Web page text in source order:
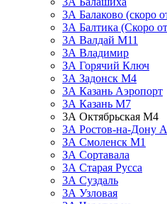
3А Балаково (скоро
3А Балтика (Скоро
3А Валдай М11
3А Владимир
ЗА Горячий Ключ
3А Задонск М4
3А Казань Аэропорт
3А Казань M7
3А Октябрьская М4
3А Ростов-на-Дону
ЗА Смоленск М1
ЗА Сортавала
3А Старая Русса
3А Суздаль
3А Узловая